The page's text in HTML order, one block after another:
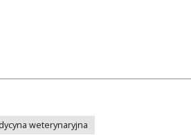
weterynaryjna